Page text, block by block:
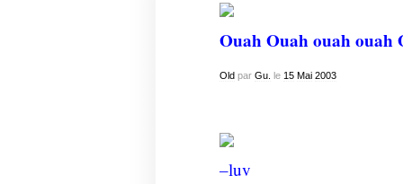
Ouah Ouah ouah ouah
Old par Gu. le 15 Mai 2003
–luv